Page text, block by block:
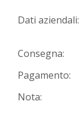
Dati aziendali:
Consegna:
Pagamento:
Nota: